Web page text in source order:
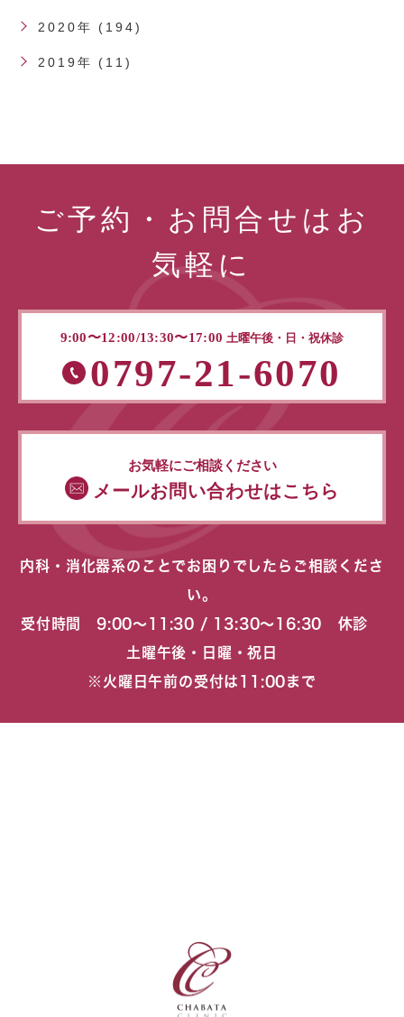
2020年 (194)
2019年 (11)
ご予約・お問合せはお
気軽に
9:00〜12:00/13:30〜17:00 土曜午後・日・祝休診
0797-21-6070
お気軽にご相談ください
メールお問い合わせはこちら
内科・消化器系のことでお困りでしたらご相談くださ
い。
受付時間 9:00〜11:30 / 13:30〜16:30 休診
土曜午後・日曜・祝日
※火曜日午前の受付は11:00まで